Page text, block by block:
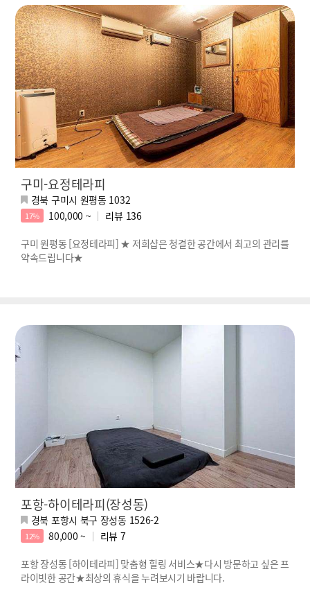
구미-요정테라피
경북 구미시 원평동 1032
17% 100,000 ~ 리뷰 136
구미 원평동 [요정테라피] ★ 저희샵은 청결한 공간에서 최고의 관리를
약속드립니다★
포항-하이테라피(장성동)
경북 포항시 북구 장성동 1526-2
12% 80,000 ~ 리뷰 7
포항 장성동 [하이테라피] 맞춤형 힐링 서비스★다시 방문하고 싶은 프
라이빗한 공간★최상의 휴식을 누려보시기 바랍니다.